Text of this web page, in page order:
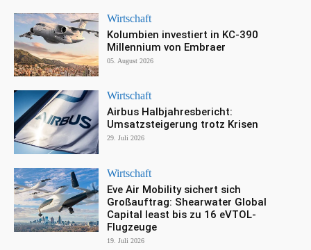
Wirtschaft
Kolumbien investiert in KC-390
Millennium von Embraer
05. August 2026
Wirtschaft
Airbus Halbjahresbericht:
Umsatzsteigerung trotz Krisen
29. Juli 2026
Wirtschaft
Eve Air Mobility sichert sich
Großauftrag: Shearwater Global
Capital least bis zu 16 eVTOL-
Flugzeuge
19. Juli 2026